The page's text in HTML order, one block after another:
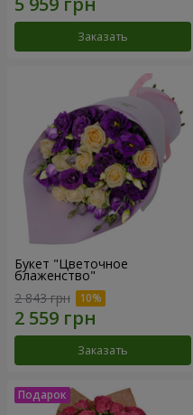
Заказать
Букет "Цветочное
блаженство"
2 843 грн
Заказать